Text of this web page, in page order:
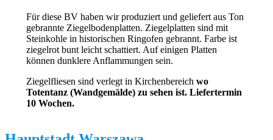
Für diese BV haben wir produziert und geliefert aus Ton
gebrannte Ziegelbodenplatten. Ziegelplatten sind mit
Steinkohle in historischen Ringofen gebrannt. Farbe ist
ziegelrot bunt leicht schattiert. Auf einigen Platten
können dunklere Anflammungen sein.
Ziegelfliesen sind verlegt in Kirchenbereichwo
Totentanz (Wandgemälde) zu sehen ist. Liefertermin
10 Wochen.